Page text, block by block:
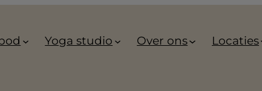
Yoga studio Over ons Locaties